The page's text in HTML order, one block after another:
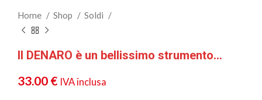
Home Shop Soldi
Il DENARO è un bellissimo strumento…
33.00 € IVA inclusa